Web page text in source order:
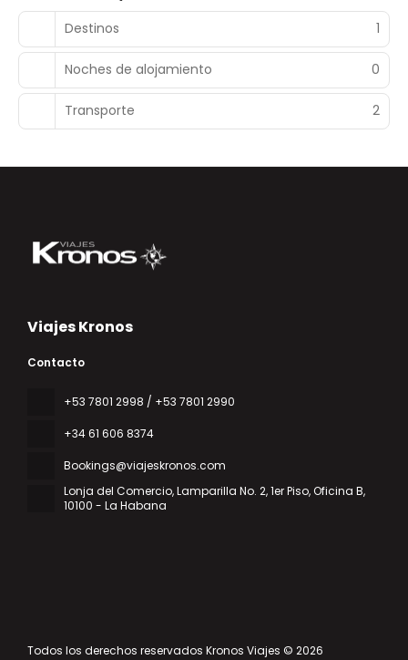
Destinos
1
Noches de alojamiento 0
Transporte 2
Viajes Kronos
Contacto
‎+53 7801 2998 / +53 7801 2990
+34 61 606 8374
Bookings@viajeskronos.com
Lonja del Comercio, Lamparilla No. 2, 1er Piso, Oficina B,
10100 - La Habana
Todos los derechos reservados Kronos Viajes © 2026